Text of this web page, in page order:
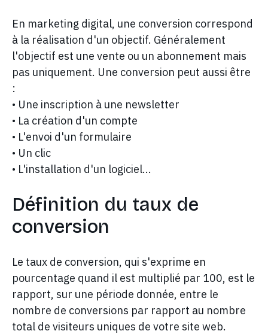
En marketing digital, une conversion correspond
à la réalisation d'un objectif. Généralement
l'objectif est une vente ou un abonnement mais
pas uniquement. Une conversion peut aussi être
:
• Une inscription à une newsletter
• La création d'un compte
• L'envoi d'un formulaire
• Un clic
• L'installation d'un logiciel...
Définition du taux de
conversion
Le taux de conversion, qui s'exprime en
pourcentage quand il est multiplié par 100, est le
rapport, sur une période donnée, entre le
nombre de conversions par rapport au nombre
total de visiteurs uniques de votre site web.